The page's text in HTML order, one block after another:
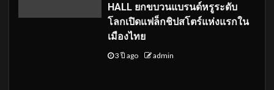
HALL ยกขบวนแบรนด์หรูระดับ
โลกเปิดแฟล็กชิปสโตร์แห่งแรกใน
เมืองไทย
3 ปี ago admin